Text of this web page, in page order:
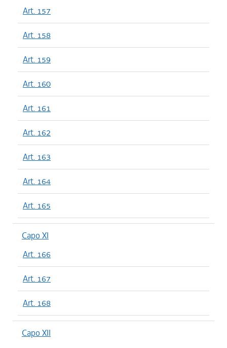
Art. 157
Art. 158
Art. 159
Art. 160
Art. 161
Art. 162
Art. 163
Art. 164
Art. 165
Capo XI
Art. 166
Art. 167
Art. 168
Capo XII